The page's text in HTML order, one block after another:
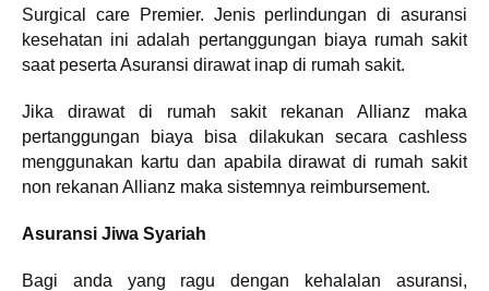
Surgical care Premier. Jenis perlindungan di asuransi
kesehatan ini adalah pertanggungan biaya rumah sakit
saat peserta Asuransi dirawat inap di rumah sakit.
Jika dirawat di rumah sakit rekanan Allianz maka
pertanggungan biaya bisa dilakukan secara cashless
menggunakan kartu dan apabila dirawat di rumah sakit
non rekanan Allianz maka sistemnya reimbursement.
Asuransi Jiwa Syariah
Bagi anda yang ragu dengan kehalalan asuransi,